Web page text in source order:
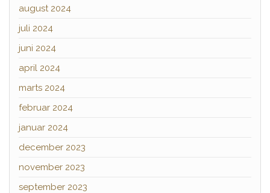
august 2024
juli 2024
juni 2024
april 2024
marts 2024
februar 2024
januar 2024
december 2023
november 2023
september 2023